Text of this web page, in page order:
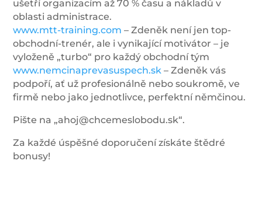
ušetří organizacím až 70 % času a nákladů v
oblasti administrace.
www.mtt-training.com – Zdeněk není jen top-
obchodní-trenér, ale i vynikající motivátor – je
vyloženě „turbo“ pro každý obchodní tým
www.nemcinaprevasuspech.sk – Zdeněk vás
podpoří, ať už profesionálně nebo soukromě, ve
firmě nebo jako jednotlivce, perfektní němčinou.
Pište na „ahoj@chcemeslobodu.sk“.
Za každé úspěšné doporučení získáte štědré
bonusy!